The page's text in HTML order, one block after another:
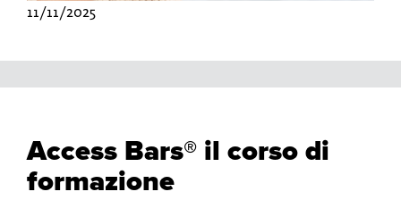
11/11/2025
Access Bars® il corso di
formazione